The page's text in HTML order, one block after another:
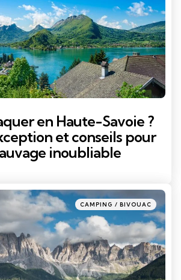
en Haute-Savoie ?
et conseils pour
inoubliable
Posted
in
CAMPING / BIVOUAC